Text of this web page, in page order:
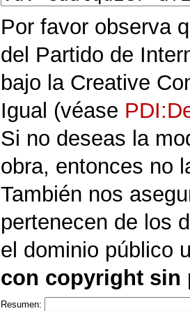
Por favor observa
del Partido de
bajo la Creative
Igual (véase
Si no deseas la
obra, entonces no
También nos
pertenecen de los
el dominio público
con copyright sin
Resumen: